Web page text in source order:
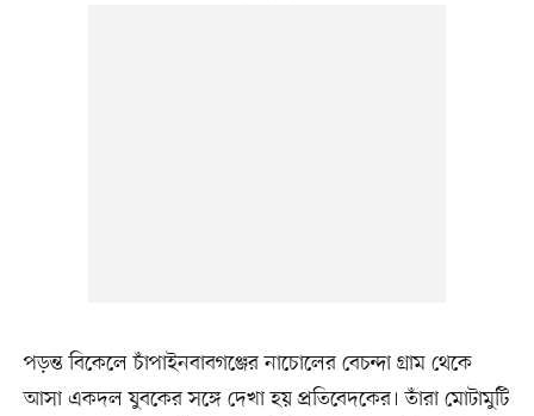
পড়ন্ত বিকেলে চাঁপাইনবাবগঞ্জের নাচোলের বেচন্দা গ্রাম থেকে
আসা একদল যুবকের সঙ্গে দেখা হয় প্রতিবেদকের। তাঁরা মোটামুটি